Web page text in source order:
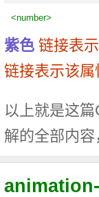
<number>
紫色 链接表
链接表示该
以上就是这
解的全部内